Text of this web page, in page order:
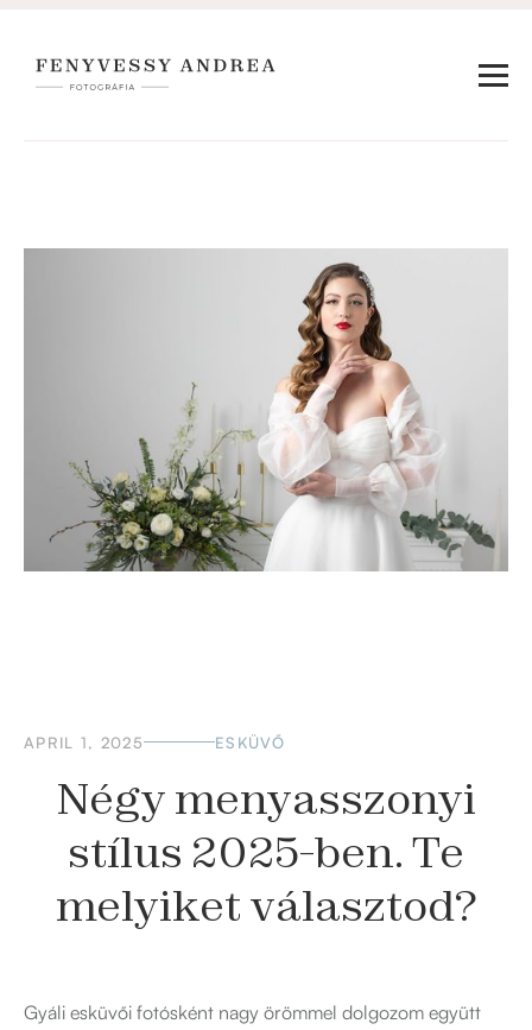
APRIL 1, 2025 ESKÜVŐ
Négy menyasszonyi
stílus 2025-ben. Te
melyiket választod?
Gyáli esküvői fotósként nagy örömmel dolgozom együtt